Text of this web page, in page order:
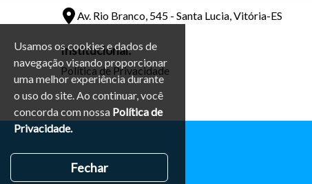
Usamos os cookies e dados de
navegação visando proporcionar
uma melhor experiência durante
o uso do site. Ao continuar, você
concorda com nossa Política de
Privacidade.
Fechar
Av. Rio Branco, 545 - Santa Lucia, Vitória-ES
Institucional:
Política de Privacidade